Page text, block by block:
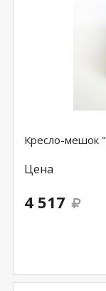
Кресло-мешок
Цена
4 517